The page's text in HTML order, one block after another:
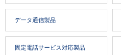
データ通信製品
固定電話サービス対応製品